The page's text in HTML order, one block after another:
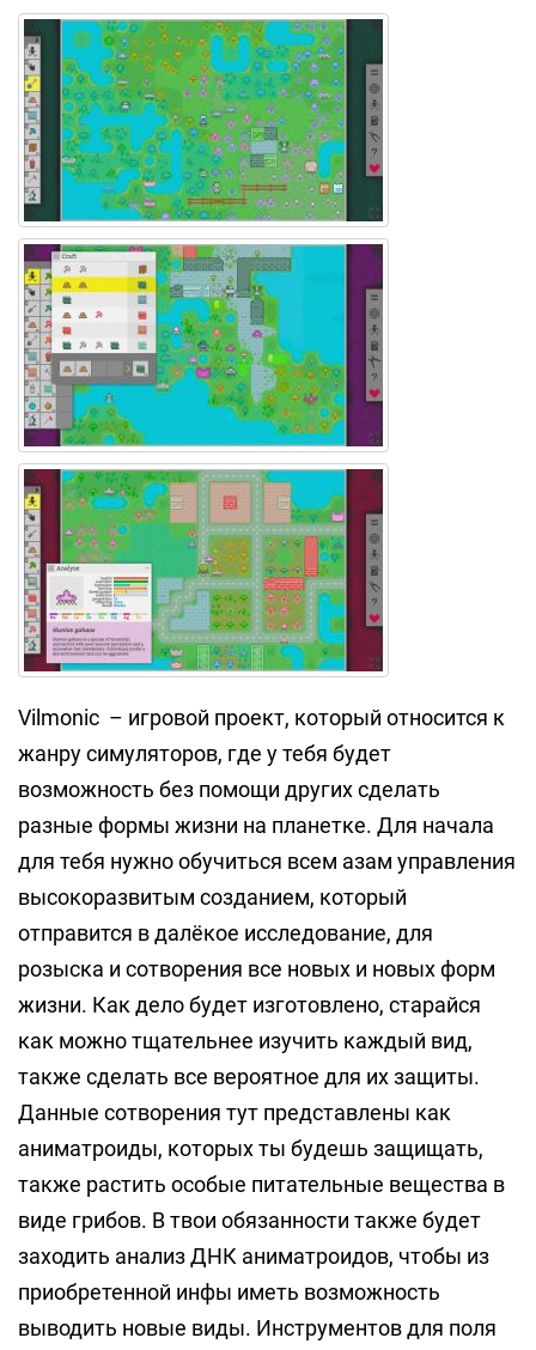
Vilmonic – игровой проект, который относится к
жанру симуляторов, где у тебя будет
возможность без помощи других сделать
разные формы жизни на планетке. Для начала
для тебя нужно обучиться всем азам управления
высокоразвитым созданием, который
отправится в далёкое исследование, для
розыска и сотворения все новых и новых форм
жизни. Как дело будет изготовлено, старайся
как можно тщательнее изучить каждый вид,
также сделать все вероятное для их защиты.
Данные сотворения тут представлены как
аниматроиды, которых ты будешь защищать,
также растить особые питательные вещества в
виде грибов. В твои обязанности также будет
заходить анализ ДНК аниматроидов, чтобы из
приобретенной инфы иметь возможность
выводить новые виды. Инструментов для поля